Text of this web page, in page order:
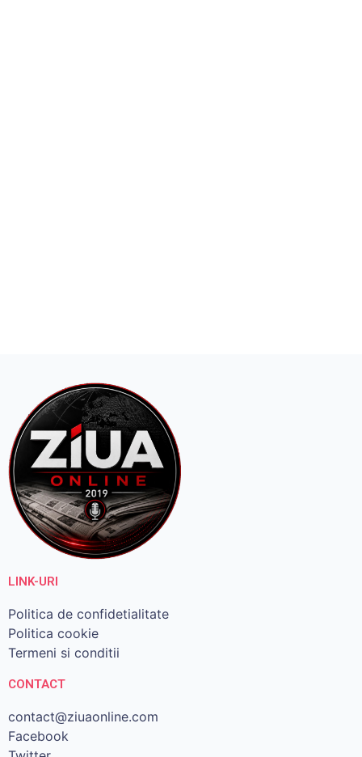
LINK-URI
Politica de confidetialitate
Politica cookie
Termeni si conditii
CONTACT
contact@ziuaonline.com
Facebook